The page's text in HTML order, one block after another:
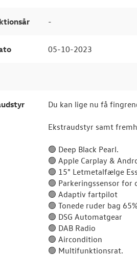
-
05-10-2023
Du kan lige nu få
Ekstraudstyr samt
🟢 Deep Black Pearl.
🟢 Apple Carplay &
🟢 15" Letmetalfælge
🟢 Parkeringssensor for
🟢 Adaptiv fartpilot
🟢 Tonede ruder bag
🟢 DSG Automatgear
🟢 DAB Radio
🟢 Aircondition
🟢 Multifunktionsrat.